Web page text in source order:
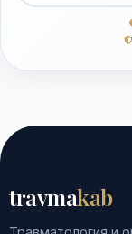
travmakab